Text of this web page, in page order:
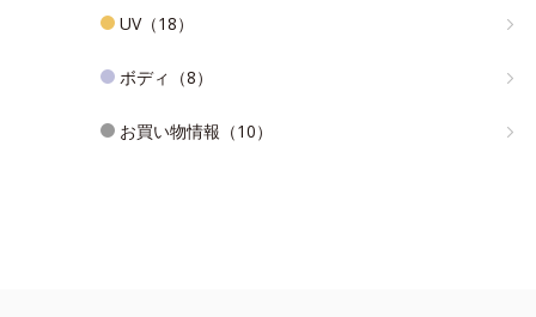
UV（18）
ボディ（8）
お買い物情報（10）